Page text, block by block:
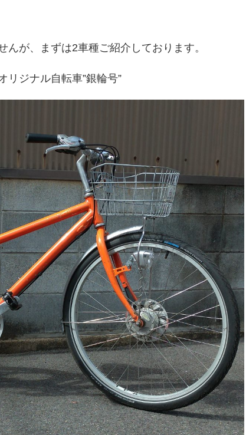
が、まずは2車種ご紹介しております。
リジナル自転車”銀輪号”